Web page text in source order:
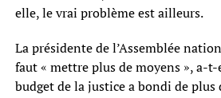
elle, le vrai problème est ailleurs.
La présidente de l’Assemblée
faut « mettre plus de moyens », a-
budget de la justice a bondi de plus